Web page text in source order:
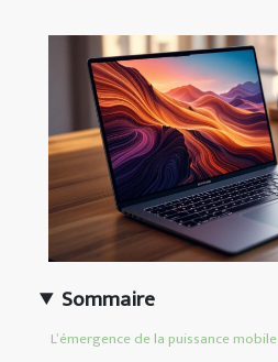
Sommaire
L’émergence de la puissance mobile